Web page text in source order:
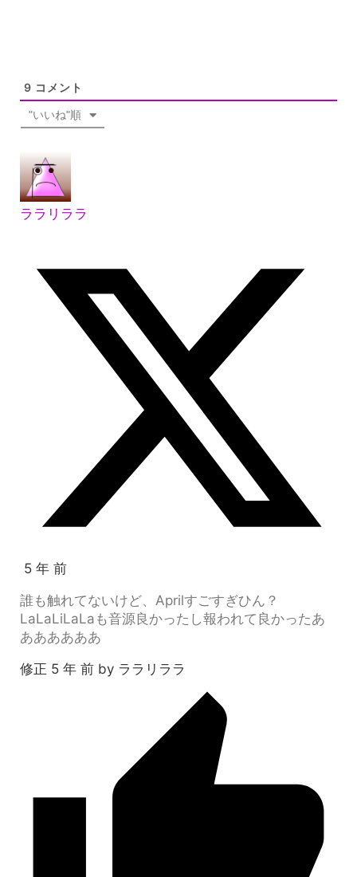
9 コメント
"いいね"順
ララリララ
5 年 前
誰も触れてないけど、Aprilすごすぎひん？
LaLaLiLaLaも音源良かったし報われて良かったあ
ああああああ
修正 5 年 前 by ララリララ